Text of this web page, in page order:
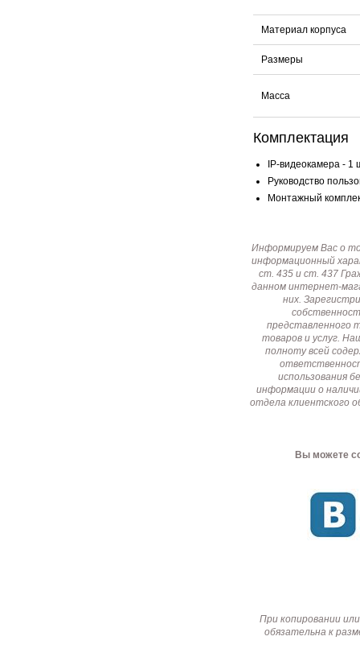
Материал корпуса
Размеры
Масса
Комплектация
IP-видеокамера - 1
Руководство
Монтажный
Информируем Вас о
информационный
ст. 435 и ст. 437
данном интернет-
них.
представленного
товаров и услуг.
полноту всей
использования
информации о
отдела клиентского
Вы можете
При копировании
обязательна к